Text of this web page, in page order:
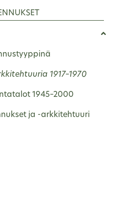
1917–1970
1945–2000
ja -arkkitehtuuri